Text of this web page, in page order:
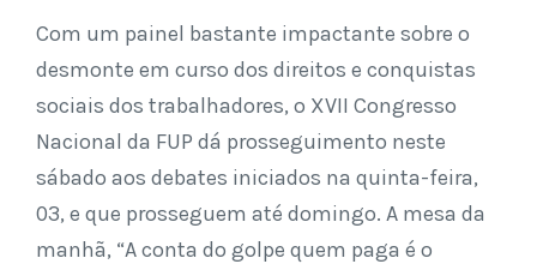
Com um painel bastante impactante sobre o
desmonte em curso dos direitos e conquistas
sociais dos trabalhadores, o XVII Congresso
Nacional da FUP dá prosseguimento neste
sábado aos debates iniciados na quinta-feira,
03, e que prosseguem até domingo. A mesa da
manhã, “A conta do golpe quem paga é o